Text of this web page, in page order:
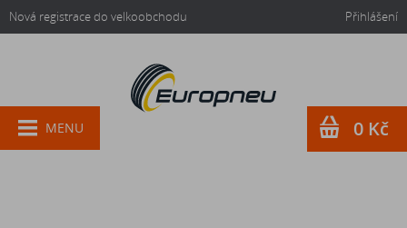
Nová registrace do velkoobchodu Přihlášení
MENU 0 Kč